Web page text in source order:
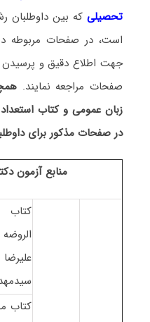
تحصیلی که بین داوطلبان
است، در صفحات مربوطه
جهت اطلاع دقیق و پرسیدن
صفحات مراجعه نمایند.
زبان عمومی و کتاب
در صفحات مذکور برای
منابع آزمون
کتاب
کتاب